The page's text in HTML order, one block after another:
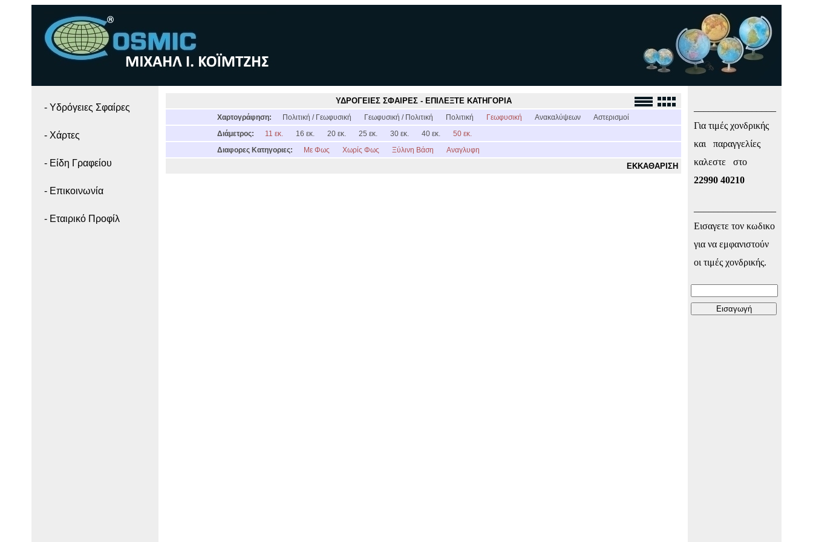
- Yδρόγειες Σφαίρες
- Χάρτες
- Είδη Γραφείου
- Επικοινωνία
- Εταιρικό Προφίλ
ΥΔΡΟΓΕΙΕΣ ΣΦΑΙΡΕΣ - ΕΠΙΛΕΞΤΕ ΚΑΤΗΓΟΡΙΑ
Χαρτογράφηση: Πολιτική / Γεωφυσική Γεωφυσική / Πολιτική Πολιτική Γεωφυσική Ανακαλύψεων
Αστερισμοί
Διάμετρος:
11 εκ. 16 εκ. 20 εκ. 25 εκ. 30 εκ. 40 εκ.
50 εκ.
Διαφορες Κατηγοριες:
Με Φως Χωρίς Φως Ξύλινη Βάση Αναγλυφη
ΕΚΚΑΘΑΡΙΣΗ
Για τιμές χονδρικής
και παραγγελίες
καλεστε στο
22990 40210
Εισαγετε τον κωδικο
για να εμφανιστούν
οι τιμές χονδρικής.